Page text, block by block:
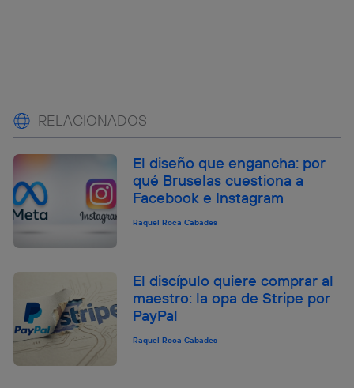
RELACIONADOS
El diseño que engancha: por
qué Bruselas cuestiona a
Facebook e Instagram
Raquel Roca Cabades
El discípulo quiere comprar al
maestro: la opa de Stripe por
PayPal
Raquel Roca Cabades